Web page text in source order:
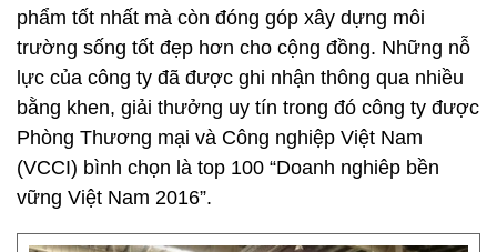
phẩm tốt nhất mà còn đóng góp xây dựng môi
trường sống tốt đẹp hơn cho cộng đồng. Những nỗ
lực của công ty đã được ghi nhận thông qua nhiều
bằng khen, giải thưởng uy tín trong đó công ty được
Phòng Thương mại và Công nghiệp Việt Nam
(VCCI) bình chọn là top 100 “Doanh nghiêp bền
vững Việt Nam 2016”.